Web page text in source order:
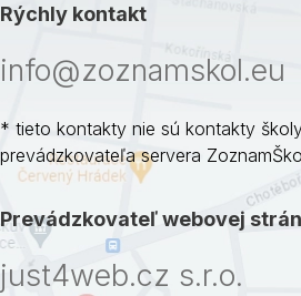
Rýchly kontakt
info@zoznamskol.eu
* tieto kontakty nie sú kontakty
prevádzkovateľa servera
Prevádzkovateľ webovej
just4web.cz s.r.o.